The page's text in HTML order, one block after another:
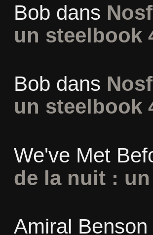
Bob dans
un steelbook
Bob dans
un steelbook
We've Met
de la nuit :
Amiral Benson